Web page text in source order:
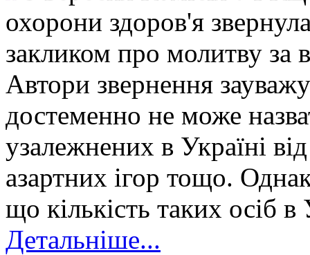
охорони здоров'я
закликом про молитву за
Автори звернення
достеменно не може
узалежнених в Україні
азартних ігор тощо.
що кількість таких осіб
Детальніше...